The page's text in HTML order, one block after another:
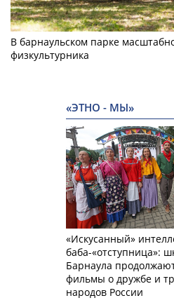
В барнаульском парке
физкультурника
«ЭТНО - МЫ»
«Искусанный»
баба-«отступница»:
Барнаула
фильмы о дружбе и
народов России